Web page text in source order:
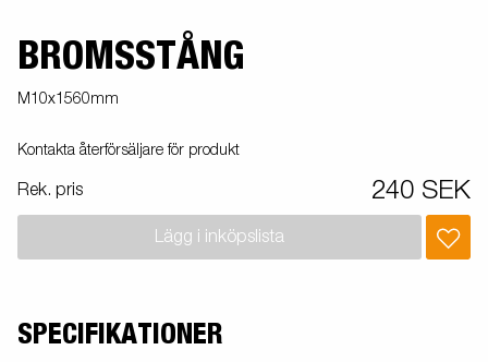
BROMSSTÅNG
M10x1560mm
Kontakta återförsäljare för produkt
Rek. pris 240 SEK
Lägg i inköpslista
SPECIFIKATIONER